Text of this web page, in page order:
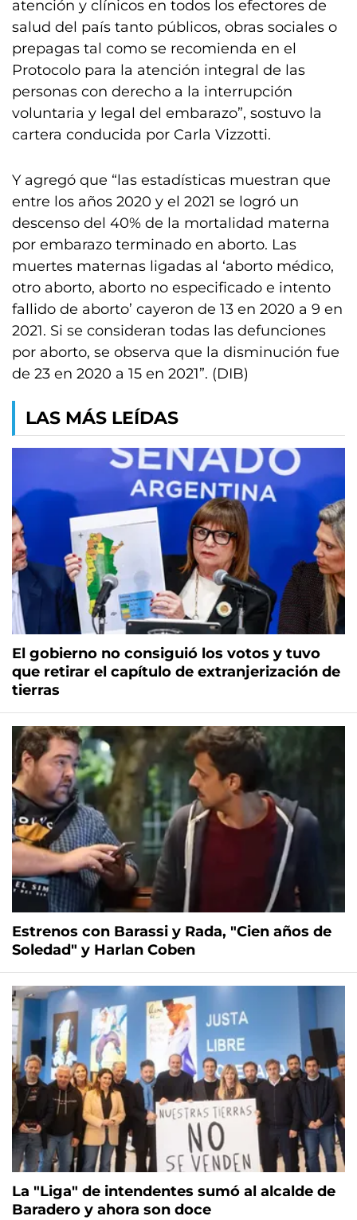
atención y clínicos en todos los efectores de
salud del país tanto públicos, obras sociales o
prepagas tal como se recomienda en el
Protocolo para la atención integral de las
personas con derecho a la interrupción
voluntaria y legal del embarazo”, sostuvo la
cartera conducida por Carla Vizzotti.
Y agregó que “las estadísticas muestran que
entre los años 2020 y el 2021 se logró un
descenso del 40% de la mortalidad materna
por embarazo terminado en aborto. Las
muertes maternas ligadas al ‘aborto médico,
otro aborto, aborto no especificado e intento
fallido de aborto’ cayeron de 13 en 2020 a 9 en
2021. Si se consideran todas las defunciones
por aborto, se observa que la disminución fue
de 23 en 2020 a 15 en 2021”. (DIB)
LAS MÁS LEÍDAS
El gobierno no consiguió los votos y tuvo
que retirar el capítulo de extranjerización de
tierras
Estrenos con Barassi y Rada, "Cien años de
Soledad" y Harlan Coben
La "Liga" de intendentes sumó al alcalde de
Baradero y ahora son doce